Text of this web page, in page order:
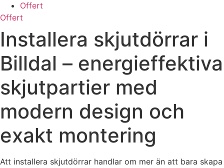
Offert
Offert
Installera skjutdörrar i
Billdal – energieffektiva
skjutpartier med
modern design och
exakt montering
Att installera skjutdörrar handlar om mer än att bara skapa